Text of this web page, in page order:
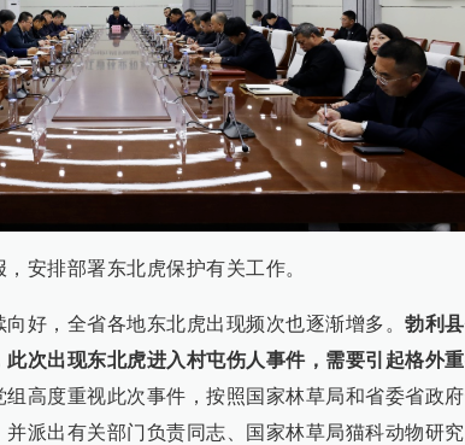
安排部署东北虎保护有关工作。
好，全省各地东北虎出现频次也逐渐增多。 勃利
次出现东北虎进入村屯伤人事件，需要引起格外
组高度重视此次事件，按照国家林草局和省委省政
派出有关部门负责同志、国家林草局猫科动物研